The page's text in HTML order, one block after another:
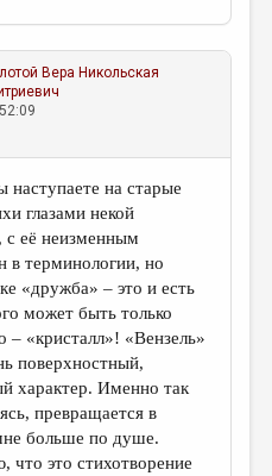
Вера Никольская
на старые
глазами некой
с её неизменным
в терминологии, но
«дружба» – это и есть
может быть только
– «кристалл»! «Вензель»
поверхностный,
характер. Именно так
превращается в
больше по душе.
это стихотворение